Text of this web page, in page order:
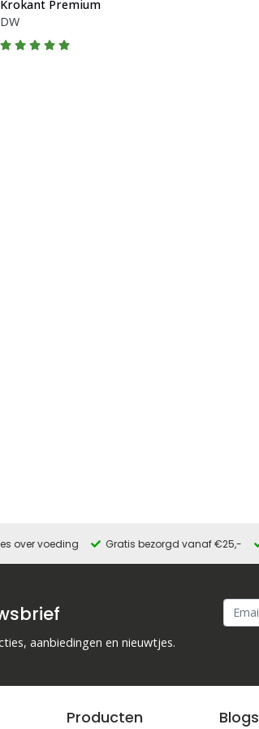
Krokant Premium
DW
over voeding Gratis bezorgd vanaf €25,-
aanbiedingen en nieuwtjes.
Producten Blogs